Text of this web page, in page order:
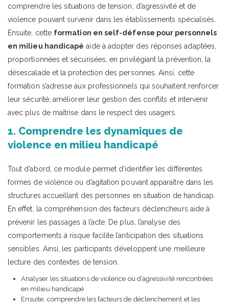
comprendre les situations de tension, d’agressivité et de
violence pouvant survenir dans les établissements spécialisés.
Ensuite, cette formation en self-défense pour personnels
en milieu handicapé aide à adopter des réponses adaptées,
proportionnées et sécurisées, en privilégiant la prévention, la
désescalade et la protection des personnes. Ainsi, cette
formation s’adresse aux professionnels qui souhaitent renforcer
leur sécurité, améliorer leur gestion des conflits et intervenir
avec plus de maîtrise dans le respect des usagers.
1. Comprendre les dynamiques de
violence en milieu handicapé
Tout d’abord, ce module permet d’identifier les différentes
formes de violence ou d’agitation pouvant apparaître dans les
structures accueillant des personnes en situation de handicap.
En effet, la compréhension des facteurs déclencheurs aide à
prévenir les passages à l’acte. De plus, l’analyse des
comportements à risque facilite l’anticipation des situations
sensibles. Ainsi, les participants développent une meilleure
lecture des contextes de tension.
Analyser les situations de violence ou d’agressivité rencontrées
en milieu handicapé
Ensuite, comprendre les facteurs de déclenchement et les